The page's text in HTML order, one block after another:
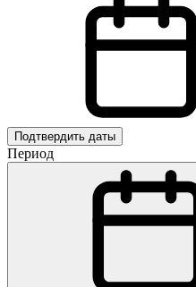
Подтвердить даты
Период